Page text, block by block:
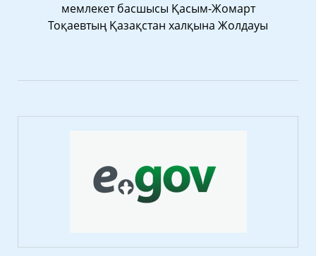
мемлекет басшысы Қасым-Жомарт
Тоқаевтың Қазақстан халқына Жолдауы